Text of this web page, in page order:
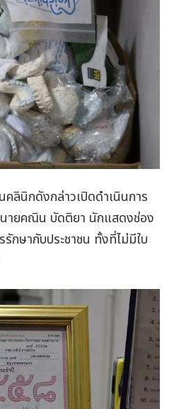
ลินิกดังกล่าวเปิดดำเนินการ
ายคณิน บัดติยา นักแสดงช่อง
กษากับประชาชน ทั้งที่ไม่มีใบ